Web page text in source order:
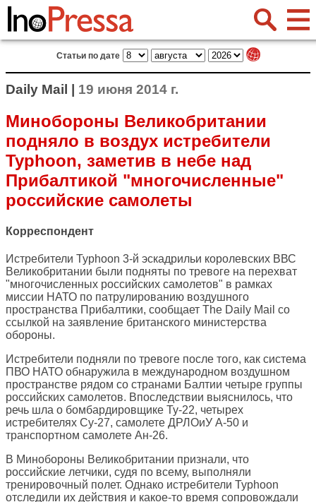
Статьи по дате
Daily Mail | 19 июня 2014 г.
Минобороны Великобритании
подняло в воздух истребители
Typhoon, заметив в небе над
Прибалтикой "многочисленные"
российские самолеты
Корреспондент
Истребители Typhoon 3-й эскадрильи королевских ВВС
Великобритании были подняты по тревоге на перехват
"многочисленных российских самолетов" в рамках
миссии НАТО по патрулированию воздушного
пространства Прибалтики, сообщает The Daily Mail со
ссылкой на заявление британского министерства
обороны.
Истребители подняли по тревоге после того, как система
ПВО НАТО обнаружила в международном воздушном
пространстве рядом со странами Балтии четыре группы
российских самолетов. Впоследствии выяснилось, что
речь шла о бомбардировщике Ту-22, четырех
истребителях Су-27, самолете ДРЛОиУ А-50 и
транспортном самолете Ан-26.
В Минобороны Великобритании признали, что
российские летчики, судя по всему, выполняли
тренировочный полет. Однако истребители Typhoon
отследили их действия и какое-то время сопровождали